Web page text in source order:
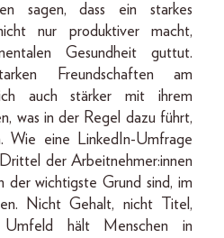
sagen, dass ein starkes
nur produktiver macht,
Gesundheit guttut.
Freundschaften am
auch stärker mit ihrem
was in der Regel dazu führt,
Wie eine LinkedIn-Umfrage
der Arbeitnehmer:innen
der wichtigste Grund sind, im
Nicht Gehalt, nicht Titel,
Umfeld hält Menschen in